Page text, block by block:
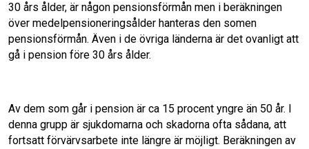
30 års ålder, är någon pensionsförmån men i beräkningen
över medelpensioneringsålder hanteras den somen
pensionsförmån. Även i de övriga länderna är det ovanligt att
gå i pension före 30 års ålder.
Av dem som går i pension är ca 15 procent yngre än 50 år. I
denna grupp är sjukdomarna och skadorna ofta sådana, att
fortsatt för­värvsarbete inte längre är möjligt. Beräkning­en av